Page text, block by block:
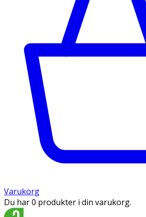
Varukorg
Du har 0 produkter i din varukorg.